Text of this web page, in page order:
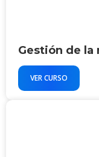
Gestión de la
VER CURSO